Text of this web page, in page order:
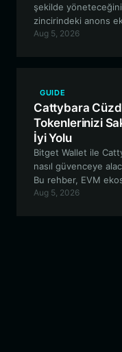
şekilde
zincirindeki anons
bu ekosisteme dahil
Aug 5, 2026
GUIDE
Cattybara
Tokenlerinizi
İyi Yolu
Bitget Wallet ile
nasıl güvenceye
Bu rehber, EVM
coin topluluğuna
Aug 5, 2026